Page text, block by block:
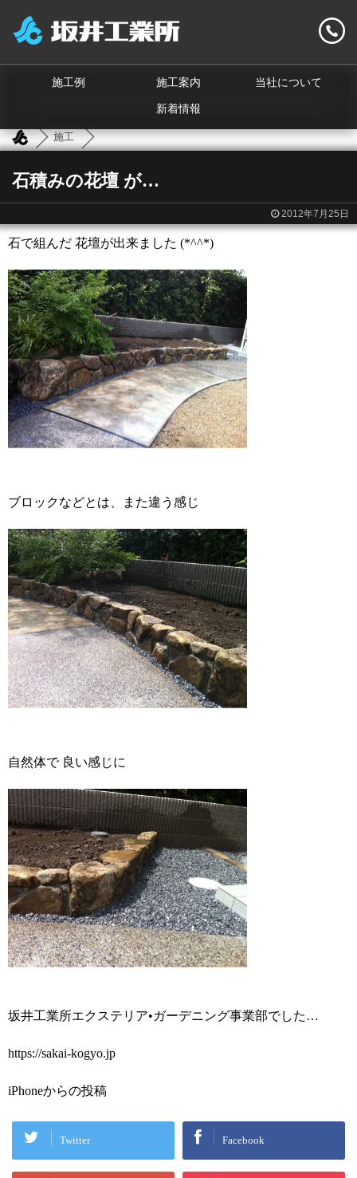
施工例 施工案内 当社について
新着情報
施工
石積みの花壇 が…
2012年7月25日
石で組んだ 花壇が出来ました (*^^*)
ブロックなどとは、また違う感じ
自然体で 良い感じに
坂井工業所エクステリア•ガーデニング事業部でした…
https://sakai-kogyo.jp
iPhoneからの投稿
Twitter Facebook